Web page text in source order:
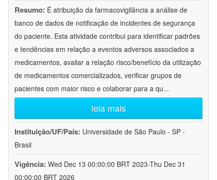
Resumo: É atribuição da farmacovigilância a análise de
banco de dados de notificação de incidentes de segurança
do paciente. Esta atividade contribui para identificar padrões
e tendências em relação a eventos adversos associados a
medicamentos, avaliar a relação risco/benefício da utilização
de medicamentos comercializados, verificar grupos de
pacientes com maior risco e colaborar para a qu...
leia mais
Instituição/UF/País: Universidade de São Paulo - SP -
Brasil
Vigência: Wed Dec 13 00:00:00 BRT 2023-Thu Dec 31
00:00:00 BRT 2026